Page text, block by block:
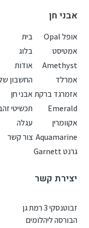
אבני חן
אופל Opal
אמטיסט
Amethyst
אמרלד
אזמרגד ברקת
Emerald
אקוומרין
Aquamarine
גרנט Garnett
בית
בלוג
אודות
החשבון
אבני חן
תכשיטי
עגלה
צור קשר
יצירת קשר
זבוטנסקי 3 רמת גן
הבורסה ליהלומים